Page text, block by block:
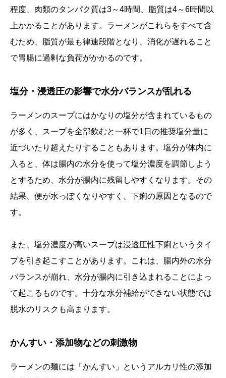
程度、肉類のタンパク質は3～4時間、脂質は4～6時間以
上かかることがあります。ラーメンがこれらをすべて含
むため、脂質が最も律速段階となり、消化が遅れること
で胃腸に過剰な負荷がかかるのです。
塩分・浸透圧の影響で水分バランスが乱れる
ラーメンのスープにはかなりの塩分が含まれているもの
が多く、スープを全部飲むと一杯で1日の推奨塩分量に
近づいたり超えたりすることもあります。塩分が体内に
入ると、体は腸内の水分を使って塩分濃度を調節しよう
とするため、水分が腸内に残留しやすくなります。その
結果、便が水っぽくなりやすく、下痢の原因となるので
す。
また、塩分濃度が高いスープは浸透圧性下痢というタイ
プを引き起こすことがあります。これは、腸内外の水分
バランスが崩れ、水分が腸内に引き込まれることによっ
て起こるものです。十分な水分補給ができない状態では
脱水のリスクも高まります。
かんすい・添加物などの刺激物
ラーメンの麺には「かんすい」というアルカリ性の添加